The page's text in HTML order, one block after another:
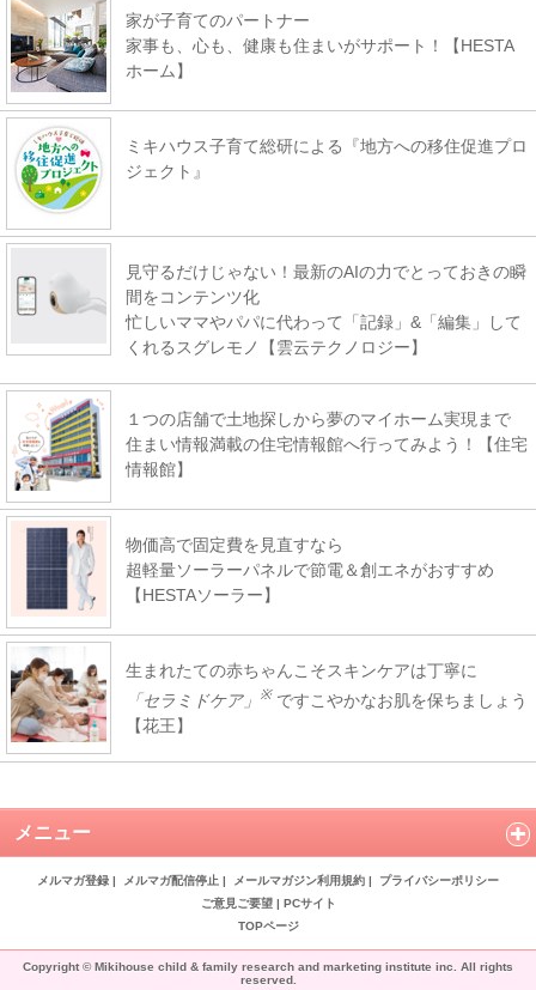
家が子育てのパートナー
家事も、心も、健康も住まいがサポート！【HESTA
ホーム】
ミキハウス子育て総研による『地方への移住促進プロ
ジェクト』
見守るだけじゃない！最新のAIの力でとっておきの瞬
間をコンテンツ化
忙しいママやパパに代わって「記録」&「編集」して
くれるスグレモノ【雲云テクノロジー】
１つの店舗で土地探しから夢のマイホーム実現まで
住まい情報満載の住宅情報館へ行ってみよう！【住宅
情報館】
物価高で固定費を見直すなら
超軽量ソーラーパネルで節電＆創エネがおすすめ
【HESTAソーラー】
生まれたての赤ちゃんこそスキンケアは丁寧に
「セラミドケア」
※ ですこやかなお肌を保ちましょう
【花王】
メニュー
メルマガ登録 | メルマガ配信停止 | メールマガジン利用規約 | プライバシーポリシー
ご意見ご要望| PCサイト
TOPページ
Copyright © Mikihouse child & family research and marketing institute inc. All rights
reserved.